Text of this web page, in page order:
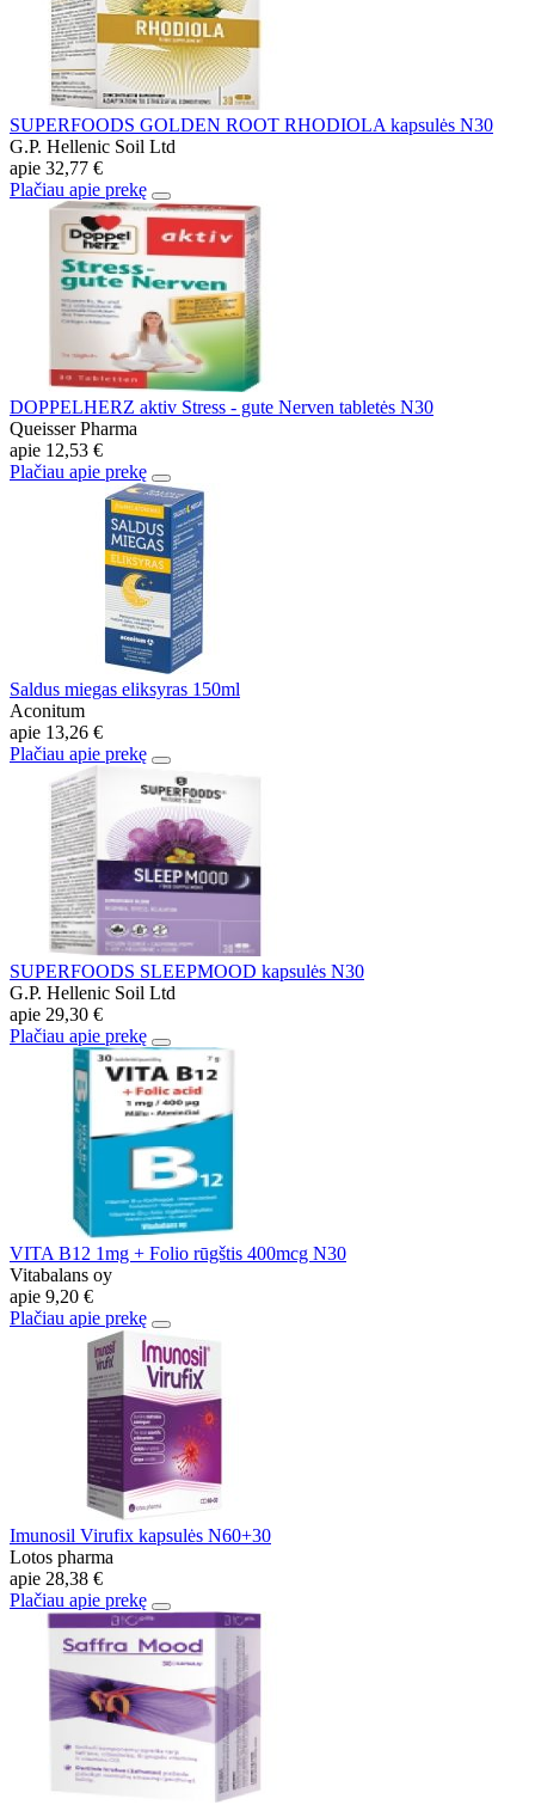
SUPERFOODS GOLDEN ROOT RHODIOLA kapsulės N30
G.P. Hellenic Soil Ltd
apie 32,77 €
Plačiau apie prekę
DOPPELHERZ aktiv Stress - gute Nerven tabletės N30
Queisser Pharma
apie 12,53 €
Plačiau apie prekę
Saldus miegas eliksyras 150ml
Aconitum
apie 13,26 €
Plačiau apie prekę
SUPERFOODS SLEEPMOOD kapsulės N30
G.P. Hellenic Soil Ltd
apie 29,30 €
Plačiau apie prekę
VITA B12 1mg + Folio rūgštis 400mcg N30
Vitabalans oy
apie 9,20 €
Plačiau apie prekę
Imunosil Virufix kapsulės N60+30
Lotos pharma
apie 28,38 €
Plačiau apie prekę